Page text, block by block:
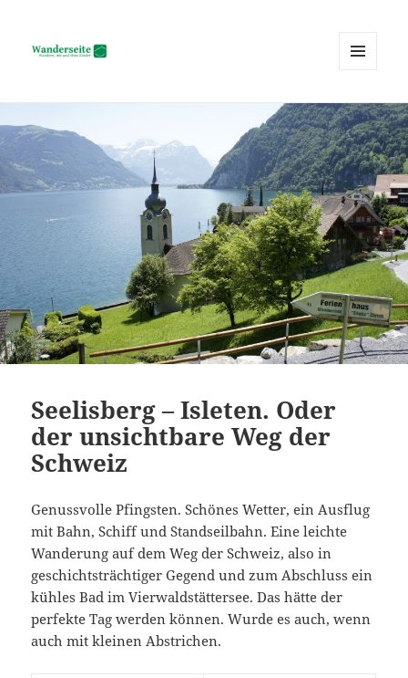
WIDGETS
Seelisberg – Isleten. Oder
der unsichtbare Weg der
Schweiz
Genussvolle Pfingsten. Schönes Wetter, ein Ausflug
mit Bahn, Schiff und Standseilbahn. Eine leichte
Wanderung auf dem Weg der Schweiz, also in
geschichtsträchtiger Gegend und zum Abschluss ein
kühles Bad im Vierwaldstättersee. Das hätte der
perfekte Tag werden können. Wurde es auch, wenn
auch mit kleinen Abstrichen.